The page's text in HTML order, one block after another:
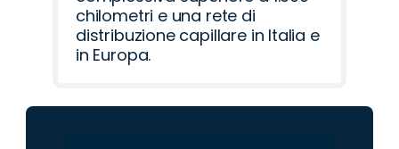
chilometri e una rete di
distribuzione capillare in Italia e
in Europa.